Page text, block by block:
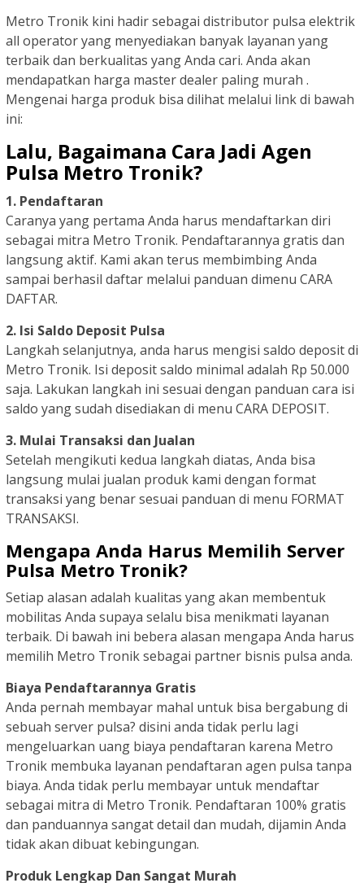
Metro Tronik kini hadir sebagai distributor pulsa elektrik
all operator yang menyediakan banyak layanan yang
terbaik dan berkualitas yang Anda cari. Anda akan
mendapatkan harga master dealer paling murah .
Mengenai harga produk bisa dilihat melalui link di bawah
ini:
Lalu, Bagaimana Cara Jadi Agen
Pulsa Metro Tronik?
1. Pendaftaran
Caranya yang pertama Anda harus mendaftarkan diri
sebagai mitra Metro Tronik. Pendaftarannya gratis dan
langsung aktif. Kami akan terus membimbing Anda
sampai berhasil daftar melalui panduan dimenu CARA
DAFTAR.
2. Isi Saldo Deposit Pulsa
Langkah selanjutnya, anda harus mengisi saldo deposit di
Metro Tronik. Isi deposit saldo minimal adalah Rp 50.000
saja. Lakukan langkah ini sesuai dengan panduan cara isi
saldo yang sudah disediakan di menu CARA DEPOSIT.
3. Mulai Transaksi dan Jualan
Setelah mengikuti kedua langkah diatas, Anda bisa
langsung mulai jualan produk kami dengan format
transaksi yang benar sesuai panduan di menu FORMAT
TRANSAKSI.
Mengapa Anda Harus Memilih Server
Pulsa Metro Tronik?
Setiap alasan adalah kualitas yang akan membentuk
mobilitas Anda supaya selalu bisa menikmati layanan
terbaik. Di bawah ini bebera alasan mengapa Anda harus
memilih Metro Tronik sebagai partner bisnis pulsa anda.
Biaya Pendaftarannya Gratis
Anda pernah membayar mahal untuk bisa bergabung di
sebuah server pulsa? disini anda tidak perlu lagi
mengeluarkan uang biaya pendaftaran karena Metro
Tronik membuka layanan pendaftaran agen pulsa tanpa
biaya. Anda tidak perlu membayar untuk mendaftar
sebagai mitra di Metro Tronik. Pendaftaran 100% gratis
dan panduannya sangat detail dan mudah, dijamin Anda
tidak akan dibuat kebingungan.
Produk Lengkap Dan Sangat Murah